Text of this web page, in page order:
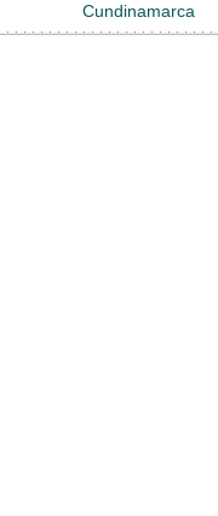
Cundinamarca